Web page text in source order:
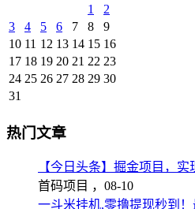
1
2
3
4 5 6 7 8
9
10 11 12 13 14 15 16
17 18 19 20 21 22 23
24 25 26 27 28 29 30
31
热门文章
【今日头条】掘金项目，
首码项目 ， 08-10
一斗米挂机,零撸提现秒到